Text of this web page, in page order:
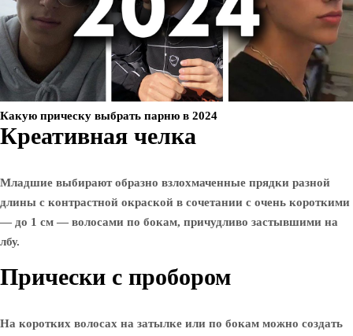
Какую прическу выбрать парню в 2024
Креативная челка
Младшие выбирают образно взлохмаченные прядки разной
длины с контрастной окраской в ​​сочетании с очень короткими
— до 1 см — волосами по бокам, причудливо застывшими на
лбу.
Прически с пробором
На коротких волосах на затылке или по бокам можно создать